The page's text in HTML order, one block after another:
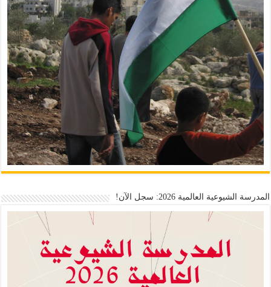
المدرسة الشيوعية العالمية 2026: سجل الآن!